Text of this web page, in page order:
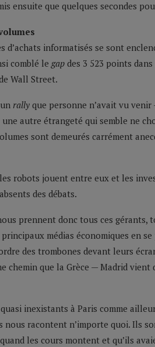
ensuite que quelques secondes
d’achats informatisés se sont
comblé le gap des 3 523 points
Wall Street.
rally que personne n’avait vu
autre étrangeté qui semble ne
sont demeurés carrément
robots jouent entre eux et les
des débats.
prennent donc tous ces gérants,
médias économiques en
des trombones devant leurs
chemin que la Grèce — Madrid
inexistants à Paris comme
nous racontent n’importe quoi. Ils
les cours montent et qu’ils